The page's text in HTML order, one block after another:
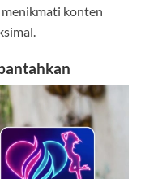
menikmati konten